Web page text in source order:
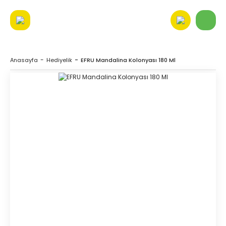
Anasayfa Hediyelik EFRU Mandalina Kolonyası 180 Ml